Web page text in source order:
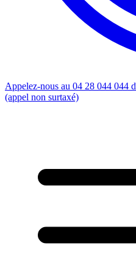
Appelez-nous au 04 28 044 044
(appel non surtaxé)